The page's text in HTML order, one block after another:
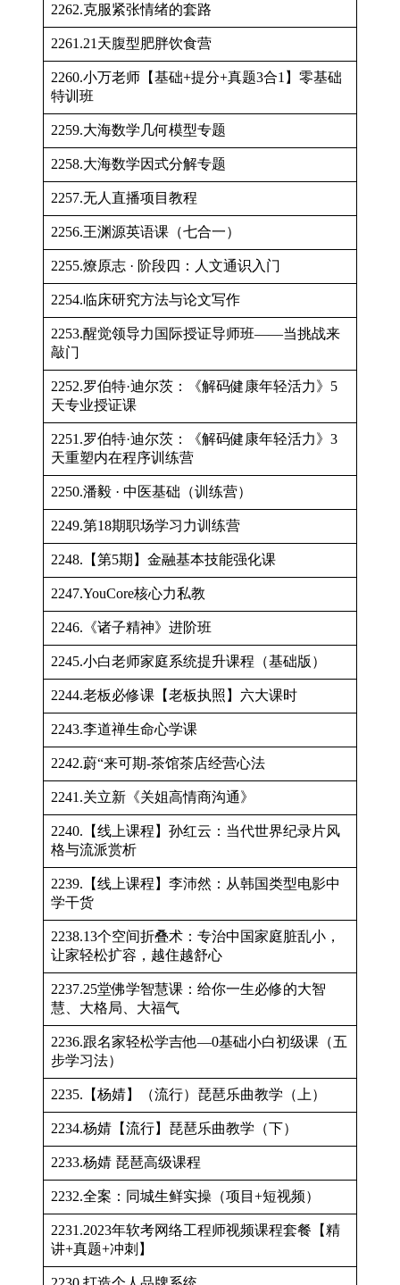
2262.克服紧张情绪的套路
2261.21天腹型肥胖饮食营
2260.小万老师【基础+提分+真题3合1】零基础
特训班
2259.大海数学几何模型专题
2258.大海数学因式分解专题
2257.无人直播项目教程
2256.王渊源英语课（七合一）
2255.燎原志 · 阶段四：人文通识入门
2254.临床研究方法与论文写作
2253.醒觉领导力国际授证导师班——当挑战来
敲门
2252.罗伯特·迪尔茨：《解码健康年轻活力》5
天专业授证课
2251.罗伯特·迪尔茨：《解码健康年轻活力》3
天重塑内在程序训练营
2250.潘毅 · 中医基础（训练营）
2249.第18期职场学习力训练营
2248.【第5期】金融基本技能强化课
2247.YouCore核心力私教
2246.《诸子精神》进阶班
2245.小白老师家庭系统提升课程（基础版）
2244.老板必修课【老板执照】六大课时
2243.李道禅生命心学课
2242.蔚“来可期-茶馆茶店经营心法
2241.关立新《关姐高情商沟通》
2240.【线上课程】孙红云：当代世界纪录片风
格与流派赏析
2239.【线上课程】李沛然：从韩国类型电影中
学干货
2238.13个空间折叠术：专治中国家庭脏乱小，
让家轻松扩容，越住越舒心
2237.25堂佛学智慧课：给你一生必修的大智
慧、大格局、大福气
2236.跟名家轻松学吉他—0基础小白初级课（五
步学习法）
2235.【杨婧】（流行）琵琶乐曲教学（上）
2234.杨婧【流行】琵琶乐曲教学（下）
2233.杨婧 琵琶高级课程
2232.全案：同城生鲜实操（项目+短视频）
2231.2023年软考网络工程师视频课程套餐【精
讲+真题+冲刺】